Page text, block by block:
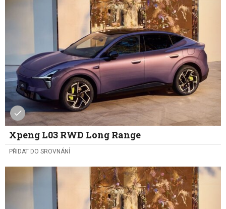
Xpeng L03 RWD Long Range
PŘIDAT DO SROVNÁNÍ